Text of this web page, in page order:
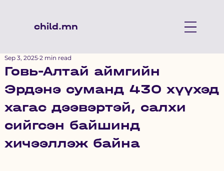
child.mn
Говь-Алтай аймгийн
Эрдэнэ суманд 430 хүүхэд
хагас дээвэртэй, салхи
сийгсэн байшинд
хичээллэж байна
Sep 3, 2025 2 min read